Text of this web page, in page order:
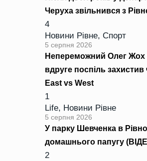
Черуха звільнився з
4
Новини Рівне, Спорт
5 серпня 2026
Непереможний Олег Жох
вдруге поспіль
East vs West
1
Life, Новини Рівне
5 серпня 2026
У парку Шевченка в
домашнього папугу
2